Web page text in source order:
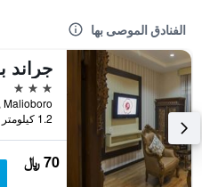
الفنادق الموصى بها
3 نجوم
1.2 كيلومتر عن وسط المدينة
70 ﷼